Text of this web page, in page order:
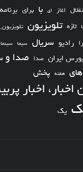
اغاز ای با برای برنامه
تازه تلویزیون
را رادیو سریال سیما سینما
ایران صدا صدا و
های هفته پخش
اخبار
یک